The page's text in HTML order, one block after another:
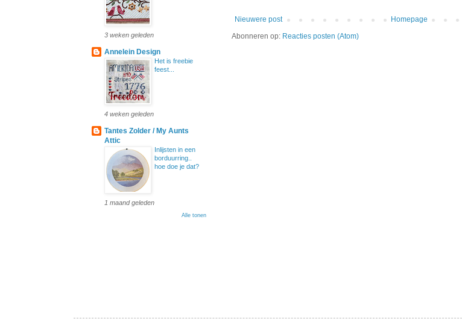
Nieuwere post
Homepage
Abonneren op: Reacties posten (Atom)
3 weken geleden
Annelein Design
Het is freebie
feest...
4 weken geleden
Tantes Zolder / My Aunts
Attic
Inlijsten in een
borduurring..
hoe doe je dat?
1 maand geleden
Alle tonen